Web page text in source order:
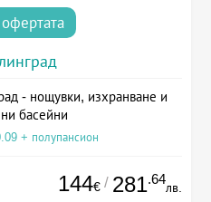
- нощувки, изхранване и
басейни
+ полупансион
144€ / 281.64
лв.